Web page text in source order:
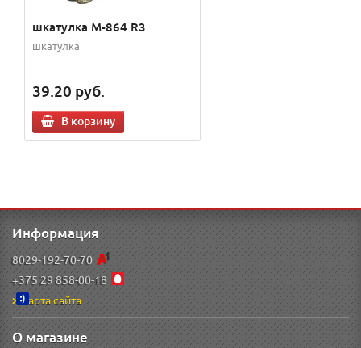
шкатулка M-864 R3
шкатулка
39.20 руб.
В корзину
Информация
8029-192-70-70
+375 29 858-00-18
Карта сайта
О магазине